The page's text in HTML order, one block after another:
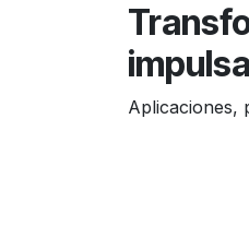
Aplicaciones,